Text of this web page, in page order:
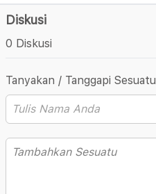
Diskusi
0 Diskusi
Tanyakan / Tanggapi Sesuatu